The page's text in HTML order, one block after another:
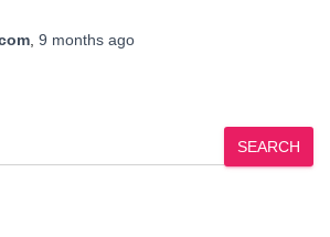
9 months ago
SEARCH